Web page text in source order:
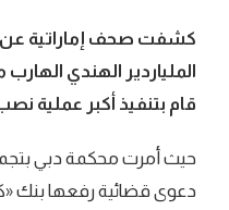
كشفت صحف إماراتية
الملياردير الهندي
قام بتنفيذ أكبر عملية
حيث أمرت محكمة دبي
دعوى قضائية رفعها بنك